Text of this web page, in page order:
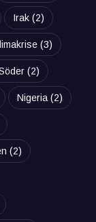
Irak (2)
(3)
(2)
Nigeria(2)
(2)